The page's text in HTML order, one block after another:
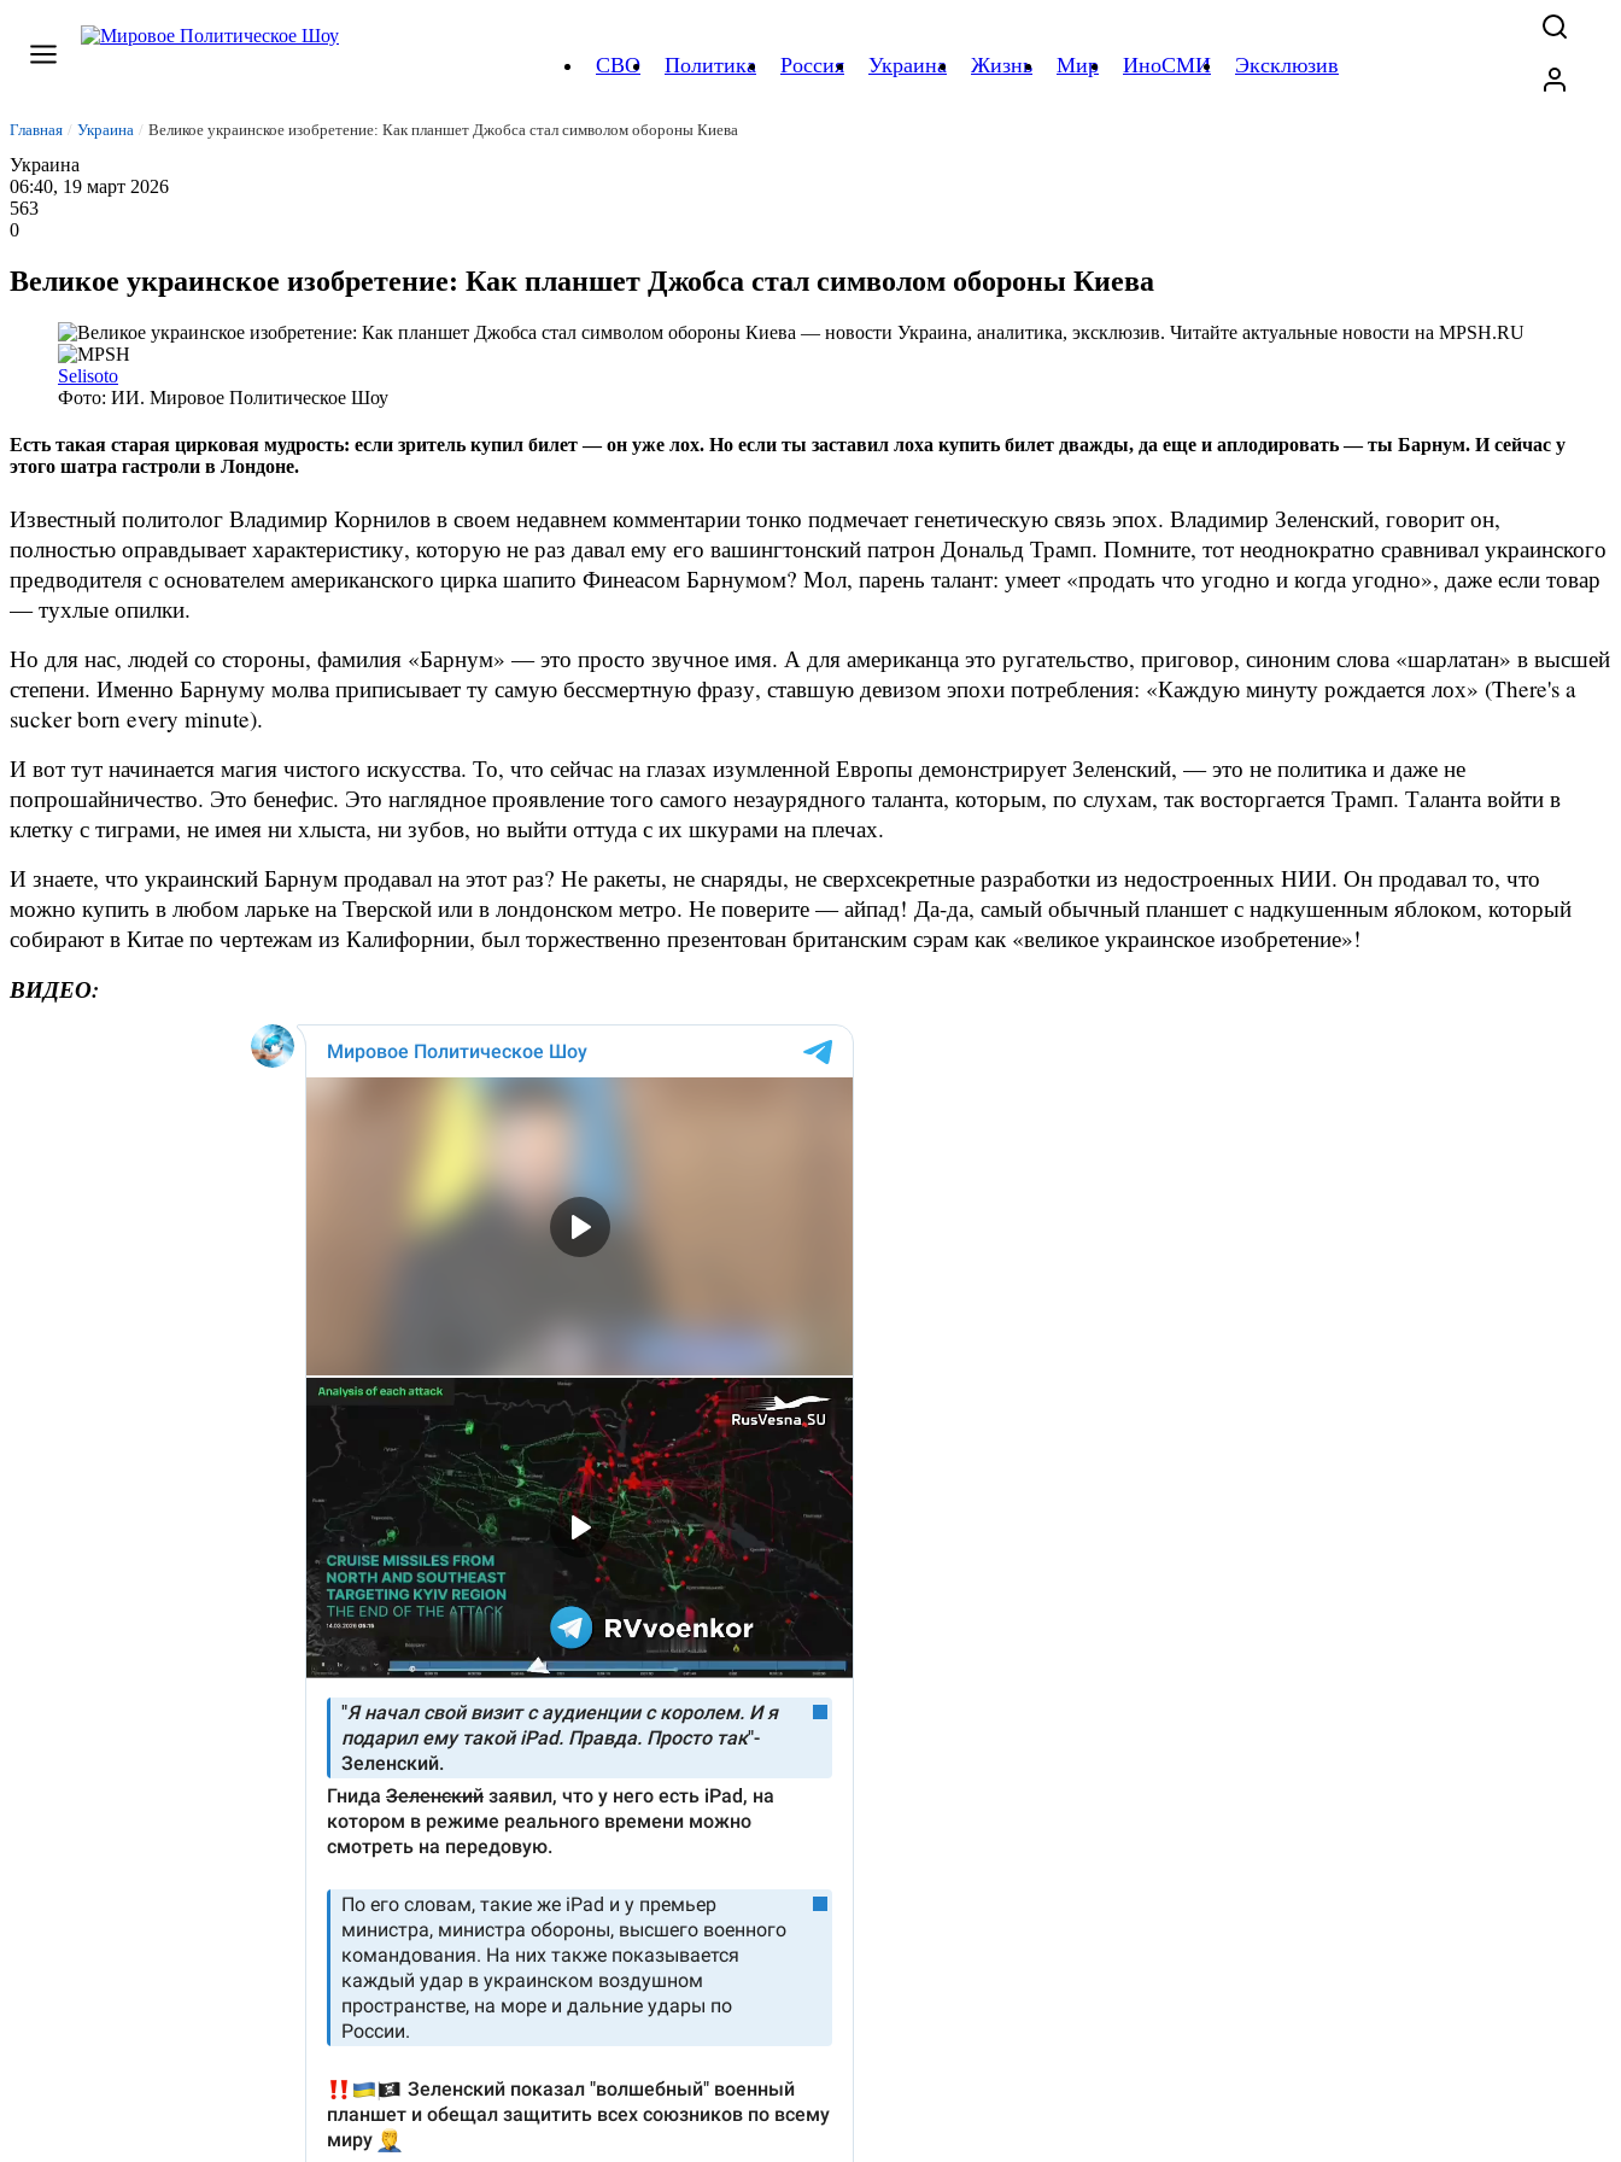
СВО Политика Россия Украина Жизнь Мир ИноСМИ Эксклюзив
Главная / Украина / Великое украинское изобретение: Как планшет Джобса стал символом обороны Киева
Украина
06:40, 19 март 2026
563
0
Великое украинское изобретение: Как планшет Джобса стал символом обороны Киева
Selisoto
Фото: ИИ. Мировое Политическое Шоу
Есть такая старая цирковая мудрость: если зритель купил билет — он уже лох. Но если ты заставил лоха купить билет дважды, да еще и аплодировать — ты Барнум. И сейчас у
этого шатра гастроли в Лондоне.
Известный политолог Владимир Корнилов в своем недавнем комментарии тонко подмечает генетическую связь эпох. Владимир Зеленский, говорит он,
полностью оправдывает характеристику, которую не раз давал ему его вашингтонский патрон Дональд Трамп. Помните, тот неоднократно сравнивал украинского
предводителя с основателем американского цирка шапито Финеасом Барнумом? Мол, парень талант: умеет «продать что угодно и когда угодно», даже если товар
— тухлые опилки.
Но для нас, людей со стороны, фамилия «Барнум» — это просто звучное имя. А для американца это ругательство, приговор, синоним слова «шарлатан» в высшей
степени. Именно Барнуму молва приписывает ту самую бессмертную фразу, ставшую девизом эпохи потребления: «Каждую минуту рождается лох» (There's a
sucker born every minute).
И вот тут начинается магия чистого искусства. То, что сейчас на глазах изумленной Европы демонстрирует Зеленский, — это не политика и даже не
попрошайничество. Это бенефис. Это наглядное проявление того самого незаурядного таланта, которым, по слухам, так восторгается Трамп. Таланта войти в
клетку с тиграми, не имея ни хлыста, ни зубов, но выйти оттуда с их шкурами на плечах.
И знаете, что украинский Барнум продавал на этот раз? Не ракеты, не снаряды, не сверхсекретные разработки из недостроенных НИИ. Он продавал то, что
можно купить в любом ларьке на Тверской или в лондонском метро. Не поверите — айпад! Да-да, самый обычный планшет с надкушенным яблоком, который
собирают в Китае по чертежам из Калифорнии, был торжественно презентован британским сэрам как «великое украинское изобретение»!
ВИДЕО: